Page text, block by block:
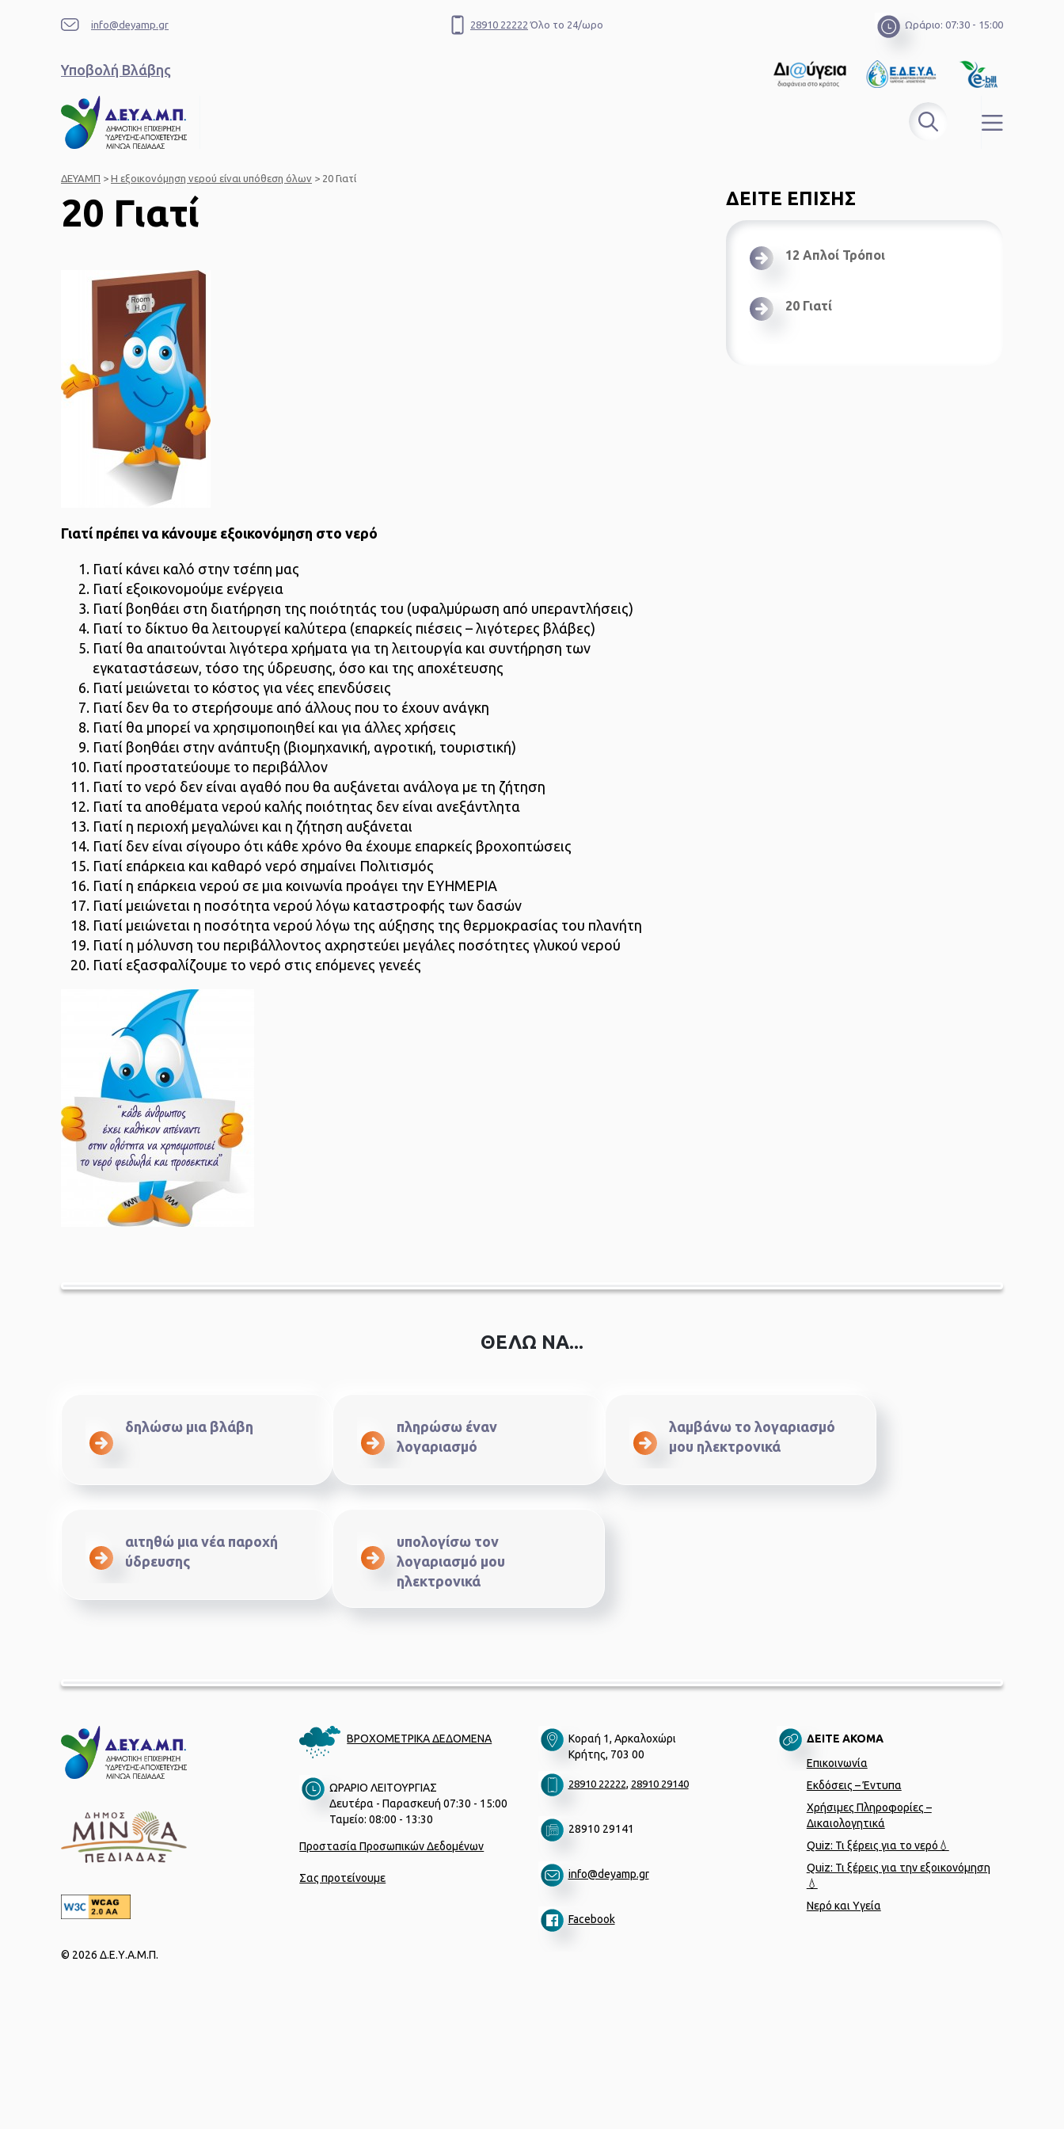
info@deyamp.gr 28910 22222 Όλο το 24/ωρο Ωράριο: 07:30 - 15:00
Υποβολή Βλάβης
ΔΕΥΑΜΠ > Η εξοικονόμηση νερού είναι υπόθεση όλων > 20 Γιατί
20 Γιατί
Γιατί πρέπει να κάνουμε εξοικονόμηση στο νερό
Γιατί κάνει καλό στην τσέπη μας
Γιατί εξοικονομούμε ενέργεια
Γιατί βοηθάει στη διατήρηση της ποιότητάς του (υφαλμύρωση από υπεραντλήσεις)
Γιατί το δίκτυο θα λειτουργεί καλύτερα (επαρκείς πιέσεις – λιγότερες βλάβες)
Γιατί θα απαιτούνται λιγότερα χρήματα για τη λειτουργία και συντήρηση των
εγκαταστάσεων, τόσο της ύδρευσης, όσο και της αποχέτευσης
Γιατί μειώνεται το κόστος για νέες επενδύσεις
Γιατί δεν θα το στερήσουμε από άλλους που το έχουν ανάγκη
Γιατί θα μπορεί να χρησιμοποιηθεί και για άλλες χρήσεις
Γιατί βοηθάει στην ανάπτυξη (βιομηχανική, αγροτική, τουριστική)
Γιατί προστατεύουμε το περιβάλλον
Γιατί το νερό δεν είναι αγαθό που θα αυξάνεται ανάλογα με τη ζήτηση
Γιατί τα αποθέματα νερού καλής ποιότητας δεν είναι ανεξάντλητα
Γιατί η περιοχή μεγαλώνει και η ζήτηση αυξάνεται
Γιατί δεν είναι σίγουρο ότι κάθε χρόνο θα έχουμε επαρκείς βροχοπτώσεις
Γιατί επάρκεια και καθαρό νερό σημαίνει Πολιτισμός
Γιατί η επάρκεια νερού σε μια κοινωνία προάγει την ΕΥΗΜΕΡΙΑ
Γιατί μειώνεται η ποσότητα νερού λόγω καταστροφής των δασών
Γιατί μειώνεται η ποσότητα νερού λόγω της αύξησης της θερμοκρασίας του πλανήτη
Γιατί η μόλυνση του περιβάλλοντος αχρηστεύει μεγάλες ποσότητες γλυκού νερού
Γιατί εξασφαλίζουμε το νερό στις επόμενες γενεές
ΔΕΙΤΕ ΕΠΙΣΗΣ
12 Απλοί Τρόποι
20 Γιατί
ΘΕΛΩ ΝΑ...
δηλώσω μια βλάβη
πληρώσω έναν
λογαριασμό
λαμβάνω το λογαριασμό
μου ηλεκτρονικά
αιτηθώ μια νέα παροχή
ύδρευσης
υπολογίσω τον
λογαριασμό μου
ηλεκτρονικά
© 2026 Δ.Ε.Υ.Α.Μ.Π.
ΒΡΟΧΟΜΕΤΡΙΚΑ ΔΕΔΟΜΕΝΑ
ΩΡΑΡΙΟ ΛΕΙΤΟΥΡΓΙΑΣ
Δευτέρα - Παρασκευή 07:30 - 15:00
Ταμείο: 08:00 - 13:30
Προστασία Προσωπικών Δεδομένων
Σας προτείνουμε
Κοραή 1, Αρκαλοχώρι
Κρήτης, 703 00
28910 22222, 28910 29140
28910 29141
info@deyamp.gr
Facebook
ΔΕΙΤΕ ΑΚΟΜΑ
Επικοινωνία
Εκδόσεις – Έντυπα
Χρήσιμες Πληροφορίες –
Δικαιολογητικά
Quiz: Τι ξέρεις για το νερό💧
Quiz: Τι ξέρεις για την εξοικονόμηση
💧
Νερό και Υγεία